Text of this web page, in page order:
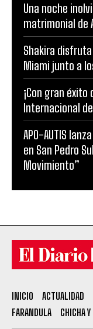
Una noche
matrimonial de
Shakira
Miami junto a
¡Con gran éxito
Internacional
APO-AUTIS
en San Pedro
Movimiento”
INICIO ACTUALIDAD
FARANDULA
CHICHA